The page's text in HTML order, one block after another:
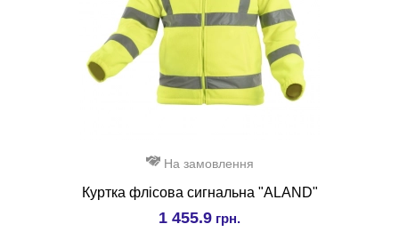
На замовлення
Куртка флісова сигнальна "ALAND"
1 455.9 грн.